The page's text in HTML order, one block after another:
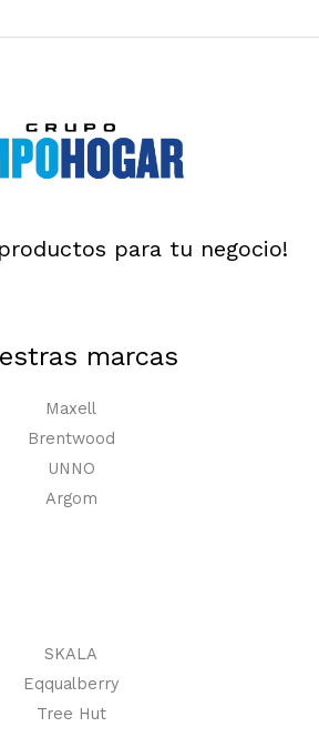
para tu negocio!
marcas
Maxell
Brentwood
UNNO
Argom
SKALA
Eqqualberry
Tree Hut